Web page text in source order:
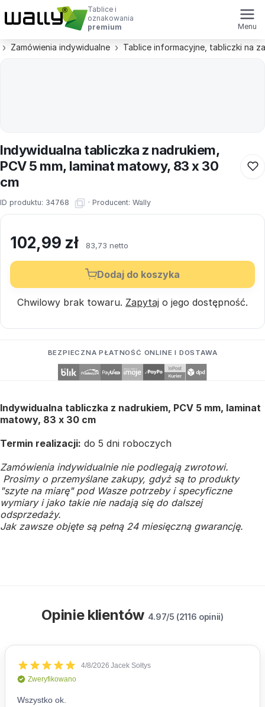
Tablice i
oznakowania
premium
Menu
Zamówienia indywidualne Tablice informacyjne, tabliczki na
Indywidualna tabliczka z nadrukiem,
PCV 5 mm, laminat matowy, 83 x 30
cm
ID produktu: 34768 · Producent: Wally
102,99 zł 83,73 netto
Dodaj do koszyka
Chwilowy brak towaru. Zapytaj o jego dostępność.
BEZPIECZNA PŁATNOŚĆ ONLINE I DOSTAWA
Indywidualna tabliczka z nadrukiem, PCV 5 mm, laminat
matowy, 83 x 30 cm
Termin realizacji: do 5 dni roboczych
Zamówienia indywidualnie nie podlegają zwrotowi.
Prosimy o przemyślane zakupy, gdyż są to produkty
"szyte na miarę" pod Wasze potrzeby i specyficzne
wymiary i jako takie nie nadają się do dalszej
odsprzedaży.
Jak zawsze objęte są pełną 24 miesięczną gwarancję.
Opinie klientów 4.97/5 (2116 opinii)